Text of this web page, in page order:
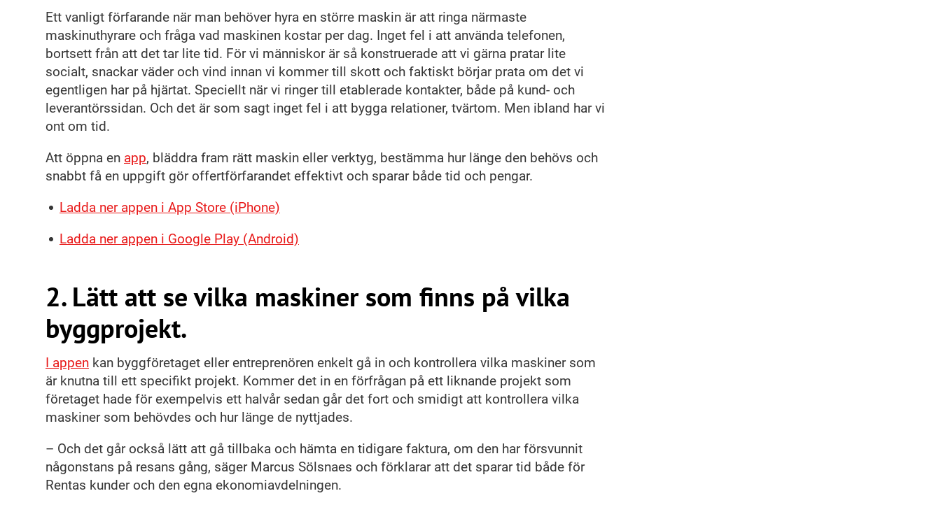
Ett vanligt förfarande när man behöver hyra en större maskin är att ringa närmaste
maskinuthyrare och fråga vad maskinen kostar per dag. Inget fel i att använda telefonen,
bortsett från att det tar lite tid. För vi människor är så konstruerade att vi gärna pratar lite
socialt, snackar väder och vind innan vi kommer till skott och faktiskt börjar prata om det vi
egentligen har på hjärtat. Speciellt när vi ringer till etablerade kontakter, både på kund- och
leverantörssidan. Och det är som sagt inget fel i att bygga relationer, tvärtom. Men ibland har vi
ont om tid.
Att öppna en app, bläddra fram rätt maskin eller verktyg, bestämma hur länge den behövs och
snabbt få en uppgift gör offertförfarandet effektivt och sparar både tid och pengar.
Ladda ner appen i App Store (iPhone)
Ladda ner appen i Google Play (Android)
2. Lätt att se vilka maskiner som finns på vilka
byggprojekt.
I appen kan byggföretaget eller entreprenören enkelt gå in och kontrollera vilka maskiner som
är knutna till ett specifikt projekt. Kommer det in en förfrågan på ett liknande projekt som
företaget hade för exempelvis ett halvår sedan går det fort och smidigt att kontrollera vilka
maskiner som behövdes och hur länge de nyttjades.
– Och det går också lätt att gå tillbaka och hämta en tidigare faktura, om den har försvunnit
någonstans på resans gång, säger Marcus Sölsnaes och förklarar att det sparar tid både för
Rentas kunder och den egna ekonomiavdelningen.